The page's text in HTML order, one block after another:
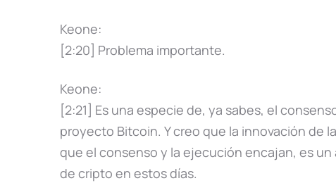
Keone:
[2:20] Problema importante.
Keone:
[2:21] Es una especie de, ya sabes, el
proyecto Bitcoin. Y creo que la innovación de
que el consenso y la ejecución encajan, es
de cripto en estos días.